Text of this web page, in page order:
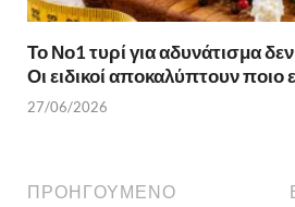
Το Νο1 τυρί για αδυνάτισμα
Οι ειδικοί αποκαλύπτουν ποιο
27/06/2026
ΠΡΟΗΓΟΎΜΕΝΟ